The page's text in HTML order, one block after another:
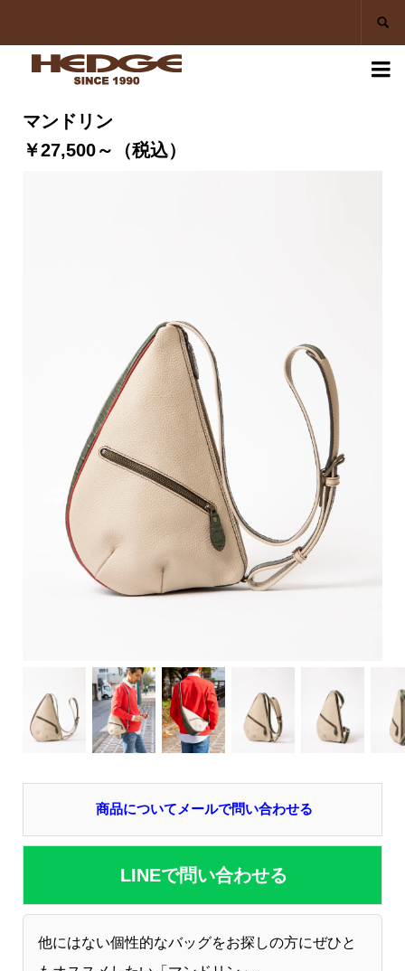


マンドリン
￥27,500～（税込）
商品についてメールで問い合わせる
LINEで問い合わせる
他にはない個性的なバッグをお探しの方にぜひと